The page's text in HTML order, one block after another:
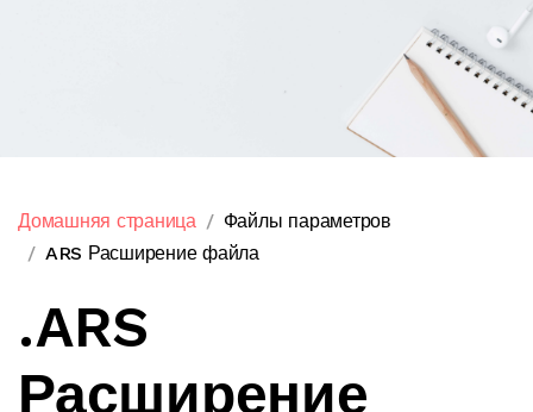
Домашняя страница
Файлы параметров
ARS Расширение файла
.ARS
Расширение